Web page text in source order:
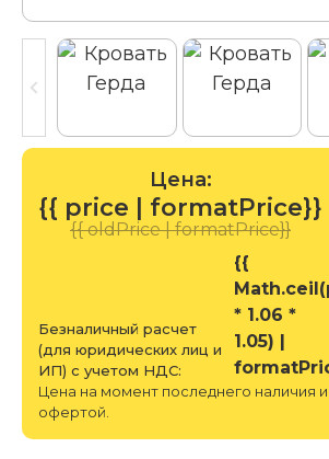
Цена:
{{ price | formatPrice}}
{{ oldPrice | formatPrice}}
Безналичный расчет
(для юридических лиц и
ИП) с учетом НДС:
{{
* 1.06 *
1.05) |
Цена на момент последнего наличия
офертой.